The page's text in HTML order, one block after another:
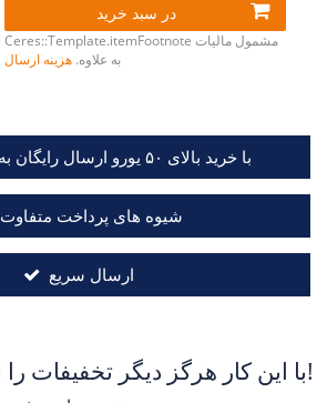
در سبد خرید
Ceres::Template.itemFootnote مشمول مالیات
به علاوه. هزینه ارسال
با خرید بالای ۵۰ یورو ارسال رایگان به کل آلمان
شیوه های پرداخت متفاوت
ارسال سریع
با این کار هرگز دیگر تخفیفات را از دست ندهید!